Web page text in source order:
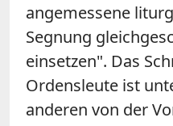
angemessene
Segnung
einsetzen". Das
Ordensleute ist
anderen von der